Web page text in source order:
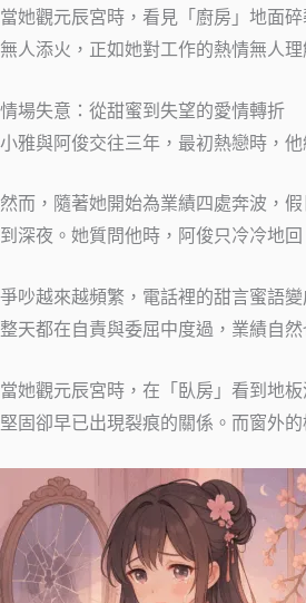
當她觀元辰宮時，看見「廚房」地面
無人添火，正如她對工作的熱情無人
情場失意：從甜蜜到失望的愛情轉折
小雅與阿俊交往三年，最初熱戀時，
然而，隨著她開始為業績四處奔波，
到深夜。她質問他時，阿俊只冷冷地
爭吵越來越頻繁，電話裡的甜言蜜語
整天都在自責與委屈中度過，業績自然
當她觀元辰宮時，在「臥房」看到地
堅固卻早已出現裂痕的關係。而窗外